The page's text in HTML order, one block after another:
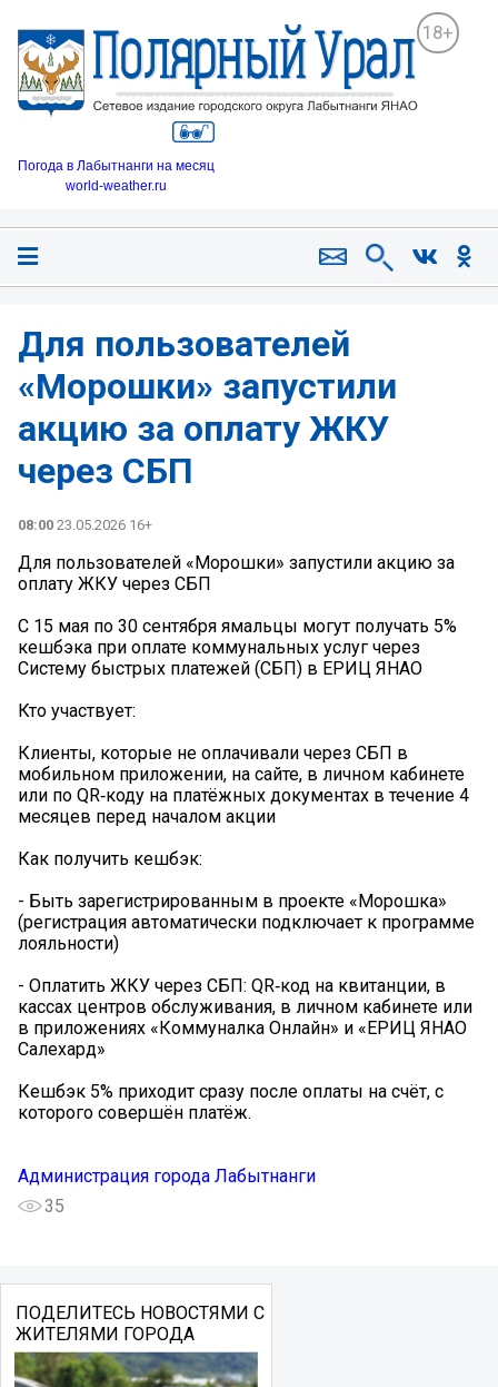
18+
Погода в Лабытнанги на месяц
world-weather.ru
Для пользователей
«Морошки» запустили
акцию за оплату ЖКУ
через СБП
08:00 23.05.2026 16+
Для пользователей «Морошки» запустили акцию за
оплату ЖКУ через СБП
С 15 мая по 30 сентября ямальцы могут получать 5%
кешбэка при оплате коммунальных услуг через
Систему быстрых платежей (СБП) в ЕРИЦ ЯНАО
Кто участвует:
Клиенты, которые не оплачивали через СБП в
мобильном приложении, на сайте, в личном кабинете
или по QR‑коду на платёжных документах в течение 4
месяцев перед началом акции
Как получить кешбэк:
- Быть зарегистрированным в проекте «Морошка»
(регистрация автоматически подключает к программе
лояльности)
- Оплатить ЖКУ через СБП: QR‑код на квитанции, в
кассах центров обслуживания, в личном кабинете или
в приложениях «Коммуналка Онлайн» и «ЕРИЦ ЯНАО
Салехард»
Кешбэк 5% приходит сразу после оплаты на счёт, с
которого совершён платёж.
Администрация города Лабытнанги
35
ПОДЕЛИТЕСЬ НОВОСТЯМИ С
ЖИТЕЛЯМИ ГОРОДА